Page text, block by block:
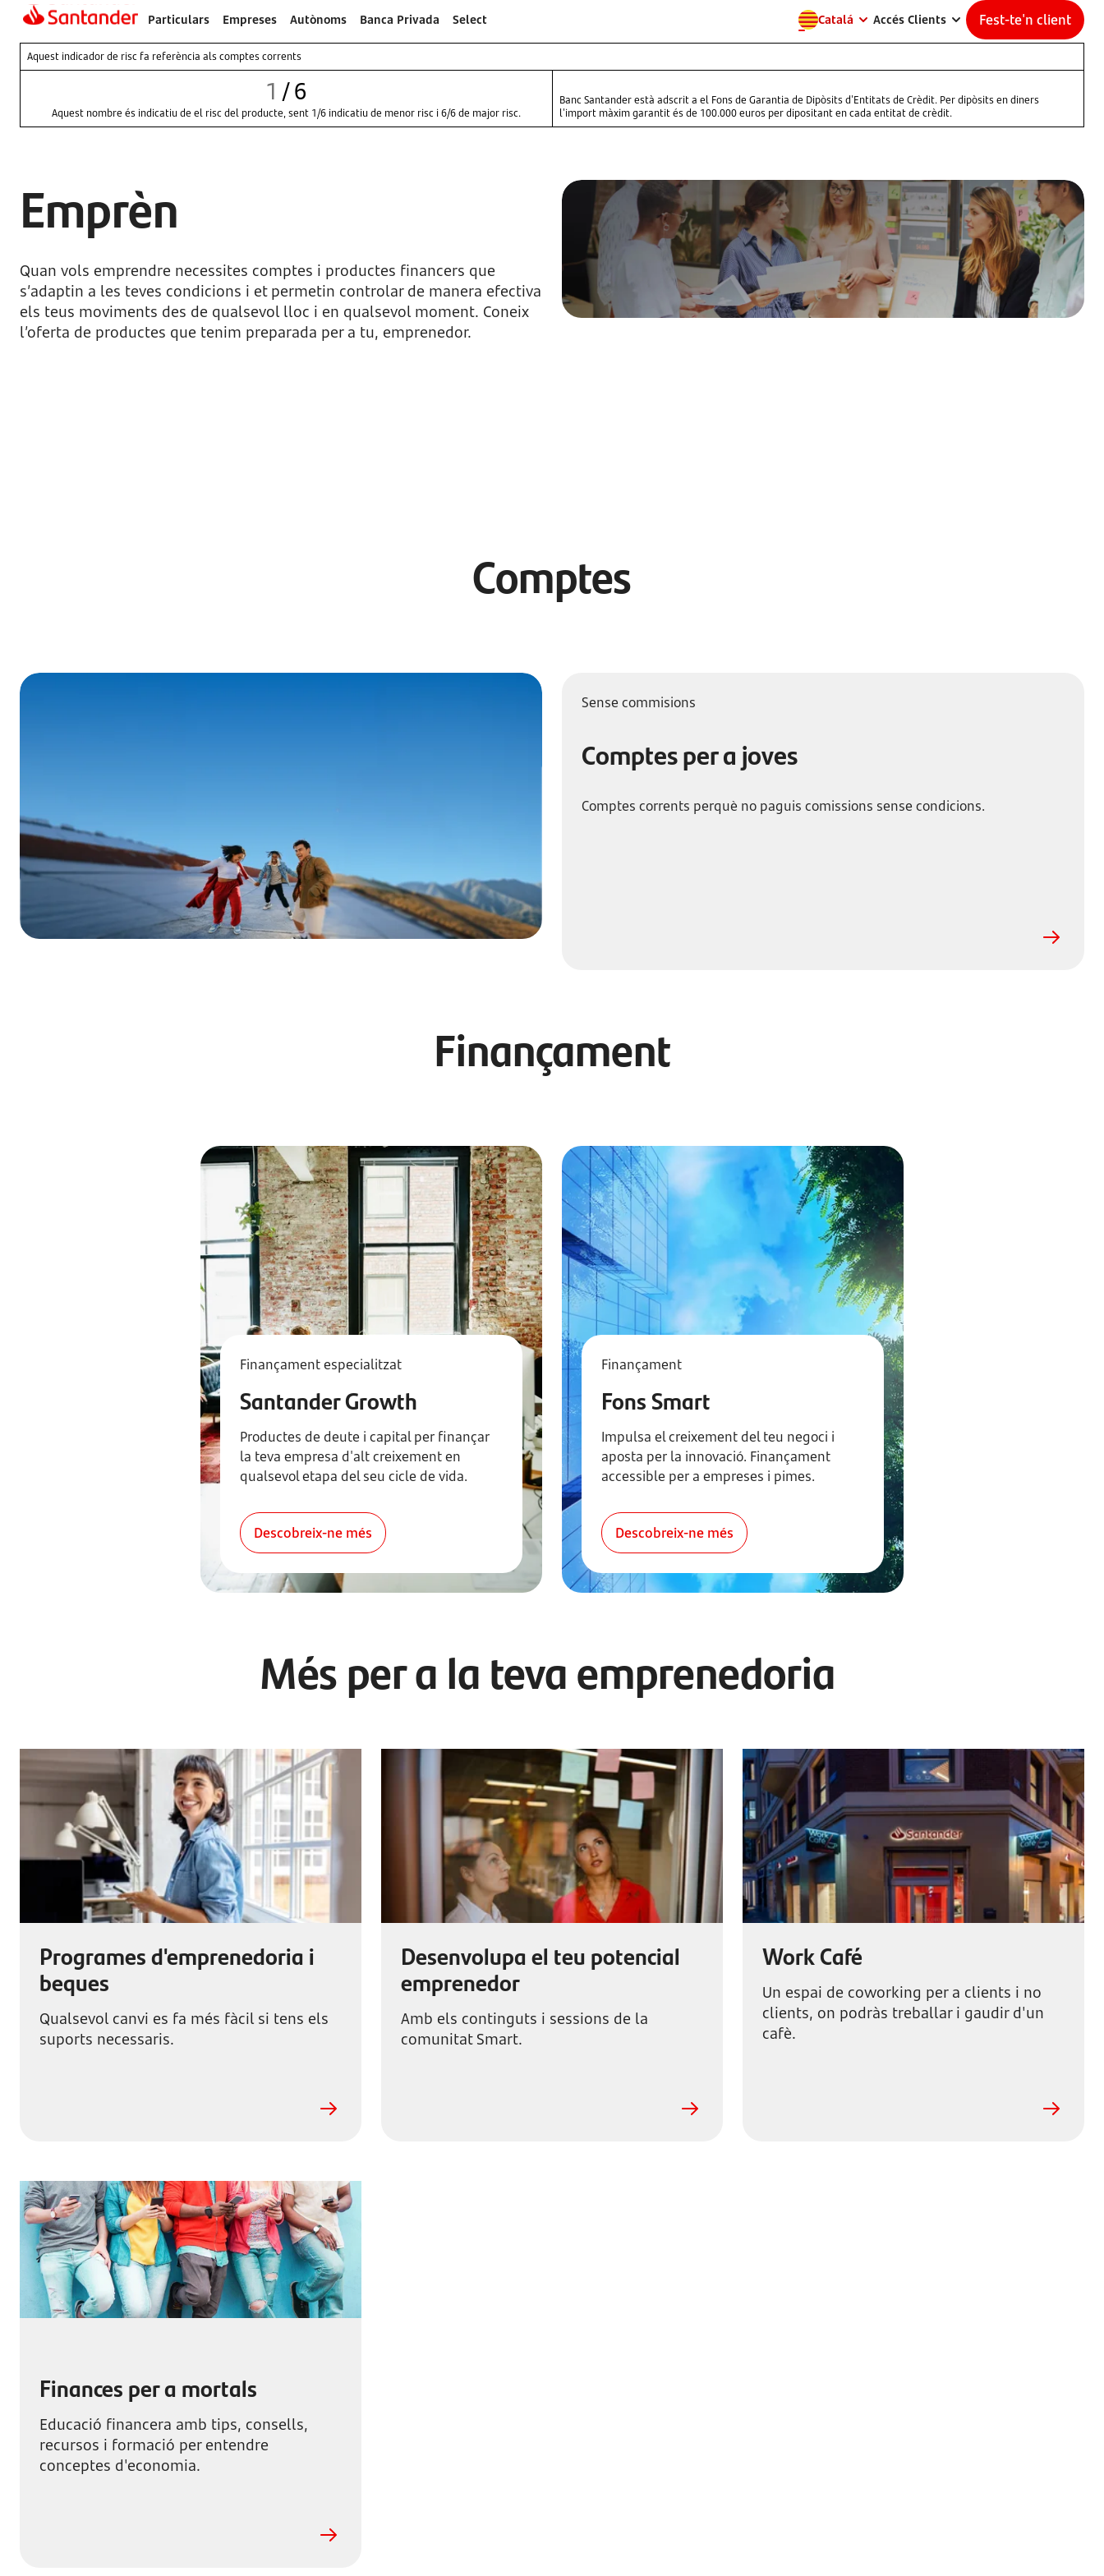
Particulars Empreses Autònoms Banca Privada Select Catalá Accés Clients Fest-te'n client
Aquest indicador de risc fa referència als comptes corrents
1 /6
Aquest nombre és indicatiu de el risc del producte, sent 1/6 indicatiu de menor risc i 6/6 de major risc.
Banc Santander està adscrit a el Fons de Garantia de Dipòsits d'Entitats de Crèdit. Per dipòsits en diners
l'import màxim garantit és de 100.000 euros per dipositant en cada entitat de crèdit.
Emprèn
Quan vols emprendre necessites comptes i productes financers que
s’adaptin a les teves condicions i et permetin controlar de manera efectiva
els teus moviments des de qualsevol lloc i en qualsevol moment. Coneix
l’oferta de productes que tenim preparada per a tu, emprenedor.
Comptes
Sense commisions
Comptes per a joves
Comptes corrents perquè no paguis comissions sense condicions.
Finançament
Finançament especialitzat
Santander Growth
Productes de deute i capital per finançar
la teva empresa d'alt creixement en
qualsevol etapa del seu cicle de vida.
Descobreix-ne més
Finançament
Fons Smart
Impulsa el creixement del teu negoci i
aposta per la innovació. Finançament
accessible per a empreses i pimes.
Descobreix-ne més
Més per a la teva emprenedoria
Programes d'emprenedoria i
beques
Qualsevol canvi es fa més fàcil si tens els
suports necessaris.
Desenvolupa el teu potencial
emprenedor
Amb els continguts i sessions de la
comunitat Smart.
Work Café
Un espai de coworking per a clients i no
clients, on podràs treballar i gaudir d'un
cafè.
Finances per a mortals
Educació financera amb tips, consells,
recursos i formació per entendre
conceptes d'economia.